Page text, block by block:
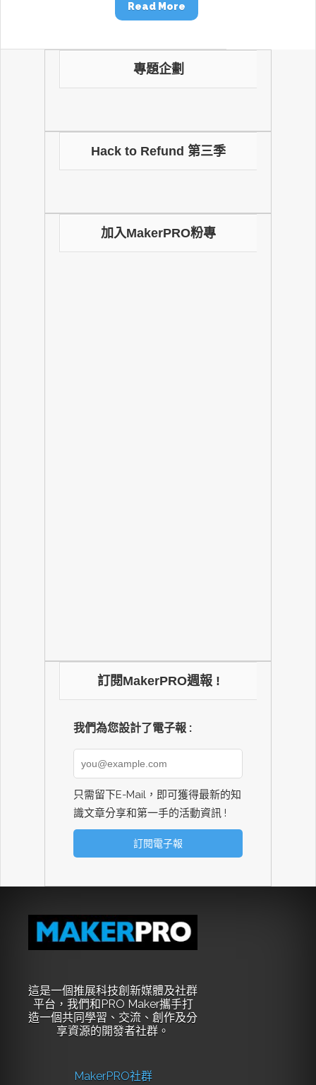
Read More
專題企劃
Hack to Refund 第三季
加入MakerPRO粉專
訂閱MakerPRO週報 !
我們為您設計了電子報 :
只需留下E-Mail，即可獲得最新的知
識文章分享和第一手的活動資訊 !
這是一個推展科技創新媒體及社群
平台，我們和PRO Maker攜手打
造一個共同學習、交流、創作及分
享資源的開發者社群。
MakerPRO社群